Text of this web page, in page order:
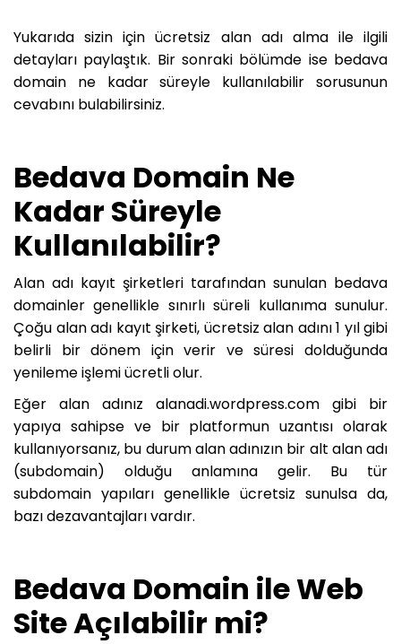
Yukarıda sizin için ücretsiz alan adı alma ile ilgili
detayları paylaştık. Bir sonraki bölümde ise bedava
domain ne kadar süreyle kullanılabilir sorusunun
cevabını bulabilirsiniz.
Bedava Domain Ne
Kadar Süreyle
Kullanılabilir?
Alan adı kayıt şirketleri tarafından sunulan bedava
domainler genellikle sınırlı süreli kullanıma sunulur.
Çoğu alan adı kayıt şirketi, ücretsiz alan adını 1 yıl gibi
belirli bir dönem için verir ve süresi dolduğunda
yenileme işlemi ücretli olur.
Eğer alan adınız alanadi.wordpress.com gibi bir
yapıya sahipse ve bir platformun uzantısı olarak
kullanıyorsanız, bu durum alan adınızın bir alt alan adı
(subdomain) olduğu anlamına gelir. Bu tür
subdomain yapıları genellikle ücretsiz sunulsa da,
bazı dezavantajları vardır.
Bedava Domain ile Web
Site Açılabilir mi?